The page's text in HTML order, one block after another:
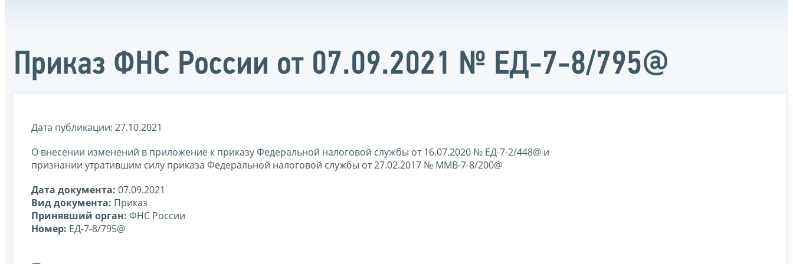
Приказ ФНС России от 07.09.2021 № ЕД-7-8/795@
Дата публикации: 27.10.2021
О внесении изменений в приложение к приказу Федеральной налоговой службы от 16.07.2020 № ЕД-7-2/448@ и
признании утратившим силу приказа Федеральной налоговой службы от 27.02.2017 № ММВ-7-8/200@
Дата документа: 07.09.2021
Вид документа: Приказ
Принявший орган: ФНС России
Номер: ЕД-7-8/795@